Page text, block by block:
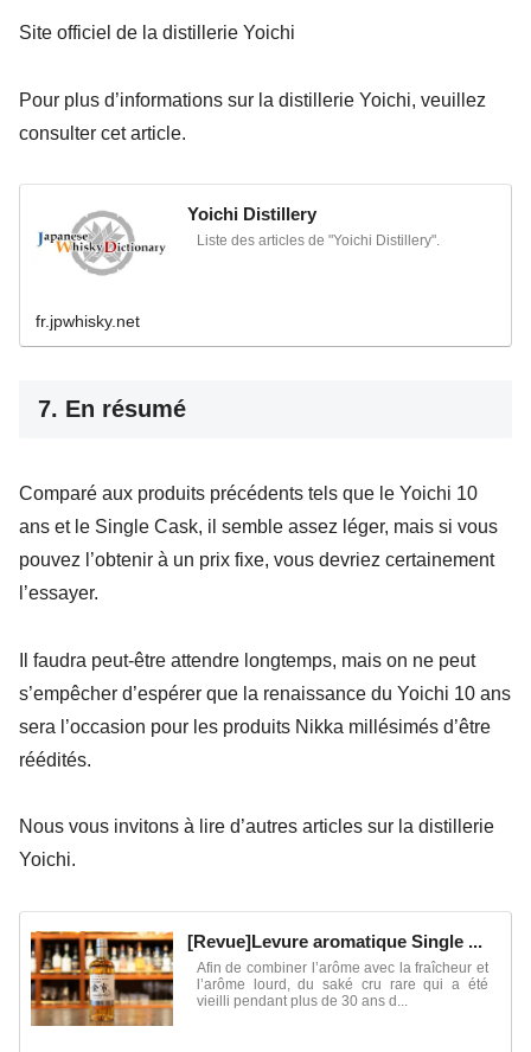
Site officiel de la distillerie Yoichi
Pour plus d’informations sur la distillerie Yoichi, veuillez
consulter cet article.
Yoichi Distillery
Liste des articles de "Yoichi Distillery".
fr.jpwhisky.net
7. En résumé
Comparé aux produits précédents tels que le Yoichi 10
ans et le Single Cask, il semble assez léger, mais si vous
pouvez l’obtenir à un prix fixe, vous devriez certainement
l’essayer.
Il faudra peut-être attendre longtemps, mais on ne peut
s’empêcher d’espérer que la renaissance du Yoichi 10 ans
sera l’occasion pour les produits Nikka millésimés d’être
réédités.
Nous vous invitons à lire d’autres articles sur la distillerie
Yoichi.
[Revue]Levure aromatique Single ...
Afin de combiner l’arôme avec la fraîcheur et
l’arôme lourd, du saké cru rare qui a été
vieilli pendant plus de 30 ans d...